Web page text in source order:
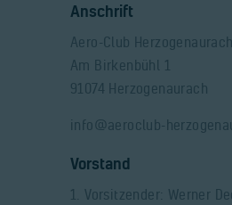
Bilder
Anschrift
Aero-Club
Am Birkenbühl 1
91074 Herzogenaurach
info@aeroclub-
Vorstand
1. Vorsitzender: Werner